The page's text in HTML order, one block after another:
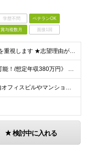
学歴不問 ベテランOK
賞与複数月 面接1回
★未経験OK・お人柄を重視します ★志望理由が明確でない方もお気軽にご応募ください！ ■高卒以上 ■60歳未満の方(定年年齢による理由) ＜長く安心して働きやすい＞ 当社では現在20代～60代の管理
《想定月収30万円も可能！/想定年収380万円》 ■月給24万5000円以上＋賞与年2回(2カ月/2025年実績)＋時間外手当＋資格手当＋役職手当＋交通費 ………… ≪昇給、賞与、および各種諸手当につ
住友不動産所有の都内オフィスビルやマンションでの勤務となります。 ★希望を考慮し、転居を伴う転勤はありません。 ★新宿・日本橋・半蔵門・飯田橋・秋葉原・中野・大崎をはじめとした23区のビルが対象です。
検討中に入れる